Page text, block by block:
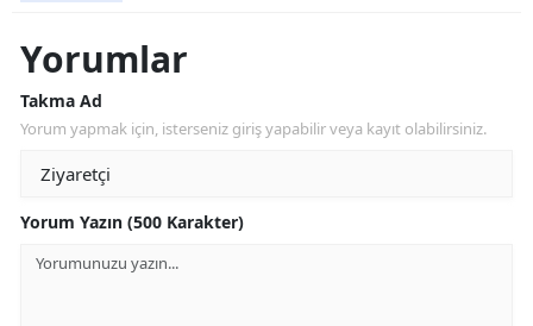
Yorumlar
Takma Ad
Yorum yapmak için, isterseniz giriş yapabilir veya kayıt olabilirsiniz.
Yorum Yazın (500 Karakter)